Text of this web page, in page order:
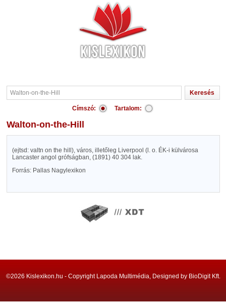
Címszó: Tartalom:
Walton-on-the-Hill
(ejtsd: valtn on the hill), város, illetőleg Liverpool (l. o. ÉK-i külvárosa
Lancaster angol grófságban, (1891) 40 304 lak.
Forrás: Pallas Nagylexikon
©2026 Kislexikon.hu - Copyright Lapoda Multimédia, Designed by BioDigit Kft.